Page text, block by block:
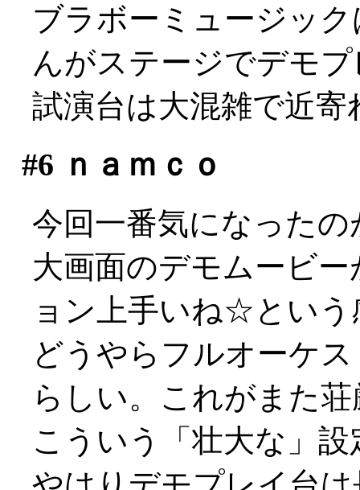
ブラボーミュージッ
んがステージでデモ
試演台は大混雑で近寄
#6 ｎａｍｃｏ
今回一番気になった
大画面のデモムービ
ョン上手いね☆という
どうやらフルオーケ
らしい。これがまた荘
こういう「壮大な」